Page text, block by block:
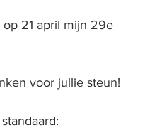
21 april mijn 29e
voor jullie steun!